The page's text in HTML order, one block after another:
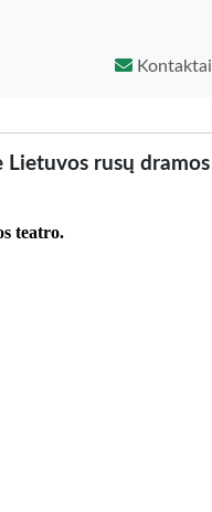
Kontaktai
Lietuvos rusų dramos
teatro.